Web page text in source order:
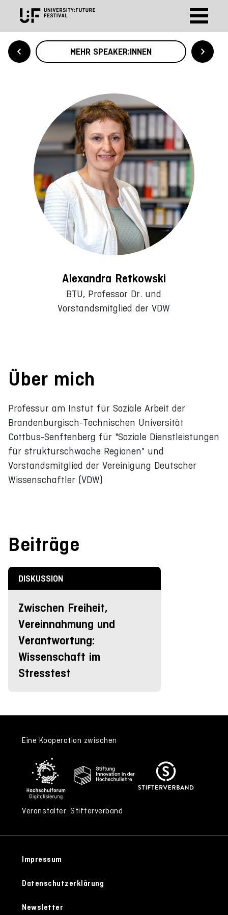
MEHR SPEAKER:INNEN
Alexandra Retkowski
BTU, Professor Dr. und
Vorstandsmitglied der VDW
Über mich
Professur am Instut für Soziale Arbeit der
Brandenburgisch-Technischen Universität
Cottbus-Senftenberg für "Soziale Dienstleistungen
für strukturschwache Regionen" und
Vorstandsmitglied der Vereinigung Deutscher
Wissenschaftler (VDW)
Beiträge
DISKUSSION
Zwischen Freiheit,
Vereinnahmung und
Verantwortung:
Wissenschaft im
Stresstest
Eine Kooperation zwischen
Veranstalter: Stifterverband
Impressum
Datenschutzerklärung
Newsletter